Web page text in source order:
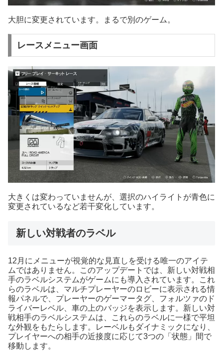
大胆に変更されています。まるで別のゲーム。
レースメニュー画面
大きくは変わっていませんが、選択のハイライトが青色に
変更されているなど若干変化しています。
新しい対戦者のラベル
12月にメニューが視覚的な見直しを受ける唯一のアイテ
ムではありません。このアップデートでは、新しい対戦相
手のラベルシステムがゲームにも導入されています。これ
らのラベルは、マルチプレーヤーのロビーに表示される情
報パネルで、プレーヤーのゲーマータグ、フォルツァのド
ライバーレベル、車の上のバッジを表示します。新しい対
戦相手のラベルシステムは、これらのラベルに一様で平坦
な外観をもたらします。レーベルもダイナミックになり、
プレイヤーへの相手の近接度に応じて3つの「状態」間で
移動します。